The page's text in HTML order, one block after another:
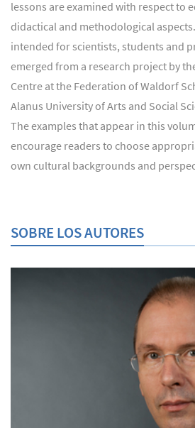
lessons are examined with respect to
didactical and methodological
intended for scientists, students and
emerged from a research project by
Centre at the Federation of Waldorf
Alanus University of Arts and Social
The examples that appear in this
encourage readers to choose
own cultural backgrounds and
SOBRE LOS AUTORES